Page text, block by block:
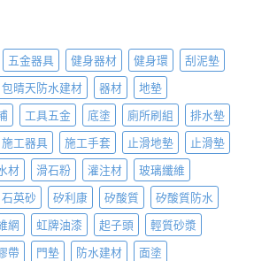
五金器具 健身器材 健身環
刮泥墊
包晴天防水建材 器材
地墊
工具五金 底塗 廁所刷組
排水墊
施工器具 施工手套 止滑地墊
止滑墊
材 滑石粉 灌注材
玻璃纖維
石英砂 矽利康 矽酸質
矽酸質防水
網 虹牌油漆 起子頭
輕質砂漿
帶 門墊 防水建材 面塗